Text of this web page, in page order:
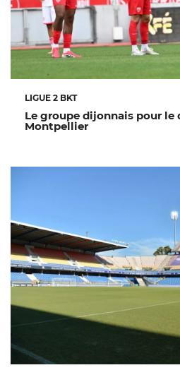
LIGUE 2 BKT
Le groupe dijonnais pour le
Montpellier